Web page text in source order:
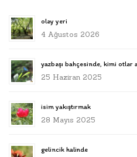
olay yeri
4 Ağustos 2026
yazbaşı bahçesinde, kimi otlar
25 Haziran 2025
isim yakıştırmak
28 Mayıs 2025
gelincik halinde